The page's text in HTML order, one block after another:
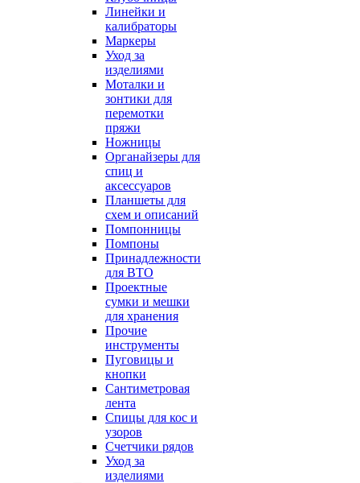
Линейки и
калибраторы
Маркеры
Уход за
изделиями
Моталки и
зонтики для
перемотки
пряжи
Ножницы
Органайзеры для
спиц и
аксессуаров
Планшеты для
схем и описаний
Помпонницы
Помпоны
Принадлежности
для ВТО
Проектные
сумки и мешки
для хранения
Прочие
инструменты
Пуговицы и
кнопки
Сантиметровая
лента
Спицы для кос и
узоров
Счетчики рядов
Уход за
изделиями